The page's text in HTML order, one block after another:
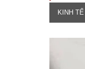
KINH TẾ